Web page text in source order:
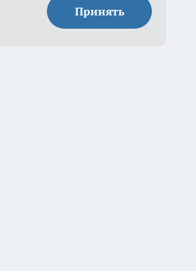
Принять